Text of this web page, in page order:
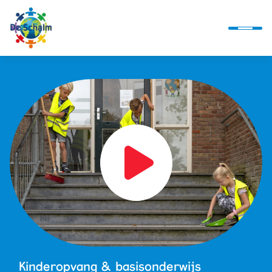
Ontwikkellijn
Alles over ons
Actueel
Alles bij de hand
Kinderopvang & basisonderwijs